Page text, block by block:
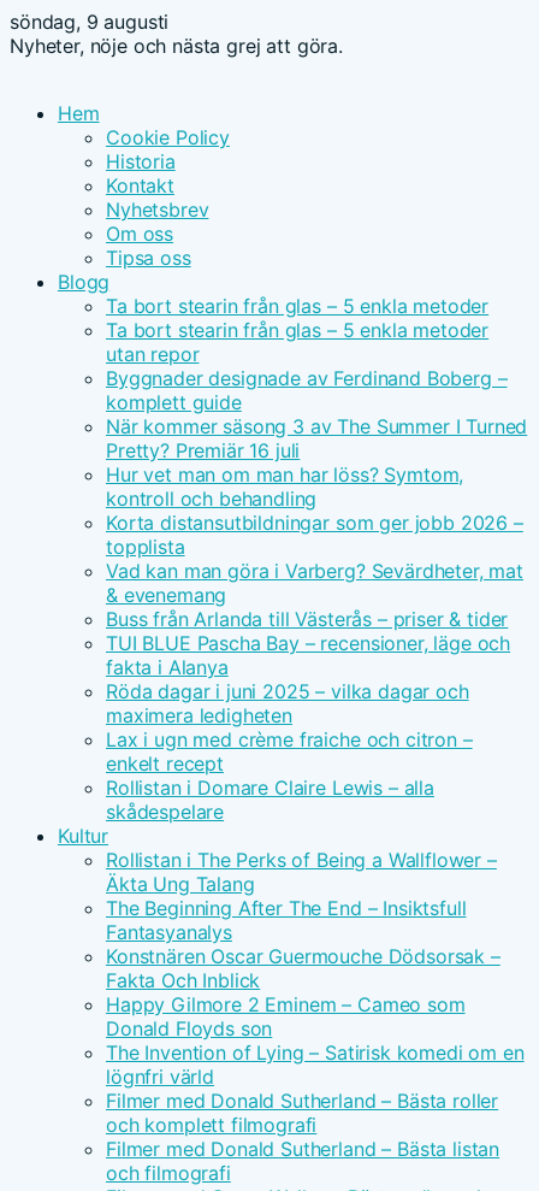
söndag, 9 augusti
Nyheter, nöje och nästa grej att göra.
Hem
Cookie Policy
Historia
Kontakt
Nyhetsbrev
Om oss
Tipsa oss
Blogg
Ta bort stearin från glas – 5 enkla metoder
Ta bort stearin från glas – 5 enkla metoder
utan repor
Byggnader designade av Ferdinand Boberg –
komplett guide
När kommer säsong 3 av The Summer I Turned
Pretty? Premiär 16 juli
Hur vet man om man har löss? Symtom,
kontroll och behandling
Korta distansutbildningar som ger jobb 2026 –
topplista
Vad kan man göra i Varberg? Sevärdheter, mat
& evenemang
Buss från Arlanda till Västerås – priser & tider
TUI BLUE Pascha Bay – recensioner, läge och
fakta i Alanya
Röda dagar i juni 2025 – vilka dagar och
maximera ledigheten
Lax i ugn med crème fraiche och citron –
enkelt recept
Rollistan i Domare Claire Lewis – alla
skådespelare
Kultur
Rollistan i The Perks of Being a Wallflower –
Äkta Ung Talang
The Beginning After The End – Insiktsfull
Fantasyanalys
Konstnären Oscar Guermouche Dödsorsak –
Fakta Och Inblick
Happy Gilmore 2 Eminem – Cameo som
Donald Floyds son
The Invention of Lying – Satirisk komedi om en
lögnfri värld
Filmer med Donald Sutherland – Bästa roller
och komplett filmografi
Filmer med Donald Sutherland – Bästa listan
och filmografi